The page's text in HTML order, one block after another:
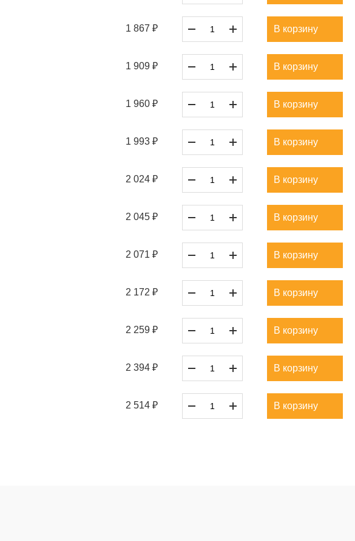
1 867 ₽ В корзину
1 909 ₽ В корзину
1 960 ₽ В корзину
1 993 ₽ В корзину
2 024 ₽ В корзину
2 045 ₽ В корзину
2 071 ₽ В корзину
2 172 ₽ В корзину
2 259 ₽ В корзину
2 394 ₽ В корзину
2 514 ₽ В корзину